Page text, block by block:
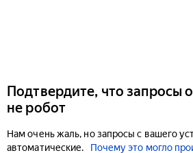
Подтвердите, что запросы
не робот
Нам очень жаль, но запросы с вашего
автоматические.
Почему это могло